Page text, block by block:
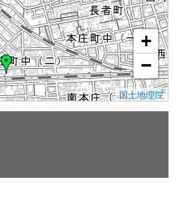
+
−
国土地理院